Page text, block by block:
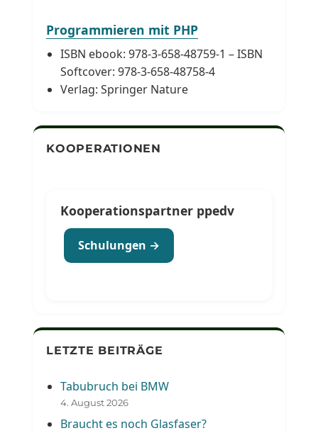
Programmieren mit PHP
ISBN ebook: 978-3-658-48759-1 – ISBN
Softcover: 978-3-658-48758-4
Verlag: Springer Nature
KOOPERATIONEN
Kooperationspartner ppedv
Schulungen →
LETZTE BEITRÄGE
Tabubruch bei BMW
4. August 2026
Braucht es noch Glasfaser?